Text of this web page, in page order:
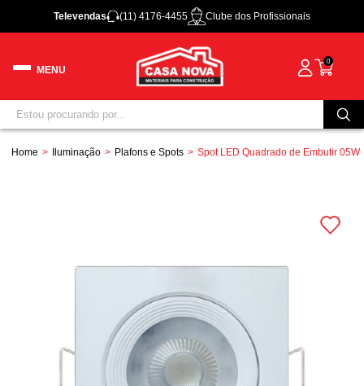
Televendas (11) 4176-4455 Clube dos Profissionais
0
Home Iluminação Plafons e Spots Spot LED Quadrado de Embutir 05W